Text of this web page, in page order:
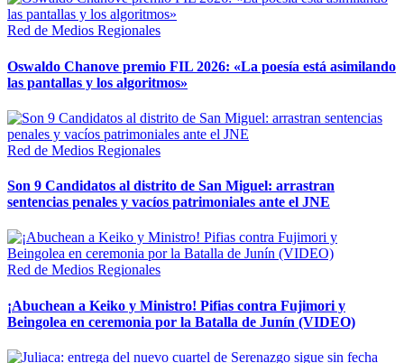
Red de Medios Regionales
Oswaldo Chanove premio FIL 2026: «La poesía está asimilando
las pantallas y los algoritmos»
Red de Medios Regionales
Son 9 Candidatos al distrito de San Miguel: arrastran
sentencias penales y vacíos patrimoniales ante el JNE
Red de Medios Regionales
¡Abuchean a Keiko y Ministro! Pifias contra Fujimori y
Beingolea en ceremonia por la Batalla de Junín (VIDEO)